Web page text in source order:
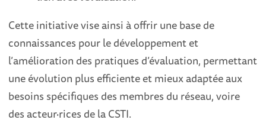
Cette initiative vise ainsi à offrir une base de
connaissances pour le développement et
l’amélioration des pratiques d’évaluation, permettant
une évolution plus efficiente et mieux adaptée aux
besoins spécifiques des membres du réseau, voire
des acteur·rices de la CSTI.